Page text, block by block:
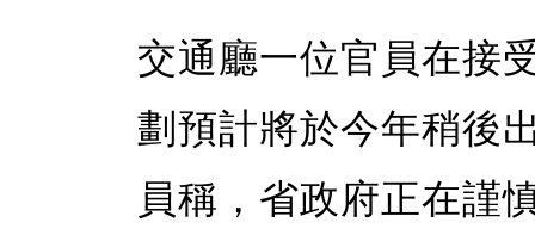
交通廳一位官員在接
劃預計將於今年稍後
員稱，省政府正在謹